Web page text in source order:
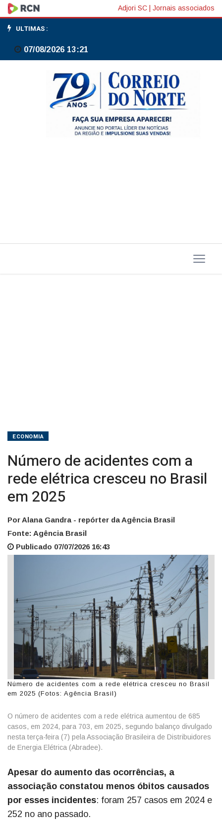
Número
de
acidentes
2025
Adjori SC Jornais associados
ULTIMAS :
07/08/2026 13:21
ECONOMIA
Número de acidentes com a
rede elétrica cresceu no Brasil
em 2025
Por Alana Gandra - repórter da Agência Brasil
Fonte: Agência Brasil
Publicado 07/07/2026 16:43
Número de acidentes com a rede elétrica cresceu no Brasil
em 2025 (Fotos: Agência Brasil)
O número de acidentes com a rede elétrica aumentou de 685
casos, em 2024, para 703, em 2025, segundo balanço divulgado
nesta terça-feira (7) pela Associação Brasileira de Distribuidores
de Energia Elétrica (Abradee).
Apesar do aumento das ocorrências, a
associação constatou menos óbitos causados
por esses incidentes: foram 257 casos em 2024 e
252 no ano passado.